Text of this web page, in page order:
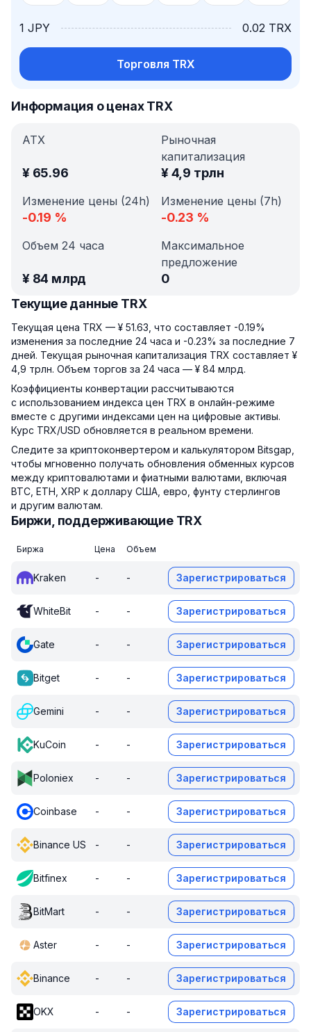
1 JPY 0.02 TRX
Торговля TRX
Информация о ценах TRX
АТХ
¥ 65.96
Рыночная
капитализация
¥4,9 трлн
Изменение цены (24h)
-0.19 %
Изменение цены (7h)
-0.23 %
Объем 24 часа
¥ 84 млрд
Максимальное
предложение
0
Текущие данные TRX
Текущая цена TRX — ¥ 51.63, что составляет -0.19%
изменения за последние 24 часа и -0.23% за последние 7
дней. Текущая рыночная капитализация TRX составляет ¥
4,9 трлн. Объем торгов за 24 часа — ¥ 84 млрд.
Коэффициенты конвертации рассчитываются
с использованием индекса цен TRX в онлайн-режиме
вместе с другими индексами цен на цифровые активы.
Курс TRX/USD обновляется в реальном времени.
Следите за криптоконвертером и калькулятором Bitsgap,
чтобы мгновенно получать обновления обменных курсов
между криптовалютами и фиатными валютами, включая
BTC, ETH, XRP к доллару США, евро, фунту стерлингов
и другим валютам.
Биржи, поддерживающие TRX
Биржа Цена Объем
Kraken - - Зарегистрироваться
WhiteBit - - Зарегистрироваться
Gate - - Зарегистрироваться
Bitget - - Зарегистрироваться
Gemini - - Зарегистрироваться
KuCoin - - Зарегистрироваться
Poloniex - - Зарегистрироваться
Coinbase - - Зарегистрироваться
Binance US - - Зарегистрироваться
Bitfinex - - Зарегистрироваться
BitMart - - Зарегистрироваться
Aster - - Зарегистрироваться
Binance - - Зарегистрироваться
OKX - - Зарегистрироваться